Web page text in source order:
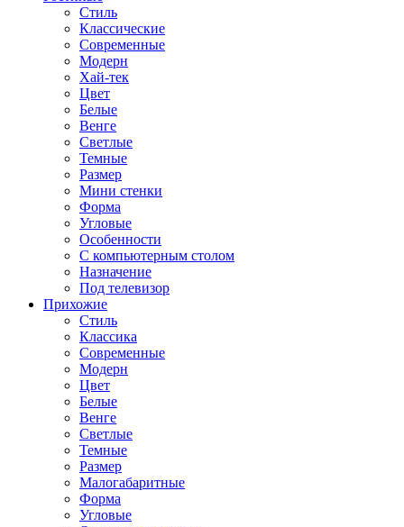
Стиль
Классические
Современные
Модерн
Хай-тек
Цвет
Белые
Венге
Светлые
Темные
Размер
Мини стенки
Форма
Угловые
Особенности
С компьютерным столом
Назначение
Под телевизор
Прихожие
Стиль
Классика
Современные
Модерн
Цвет
Белые
Венге
Светлые
Темные
Размер
Малогабаритные
Форма
Угловые